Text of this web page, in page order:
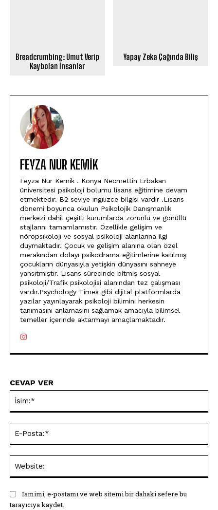
Breadcrumbing: Umut Verip
Kaybolan İnsanlar
Yapay Zeka Çağında Biliş
FEYZA NUR KEMIK
Feyza Nur Kemik . Konya Necmettin Erbakan
üniversitesi psikoloji bolumu lisans eğitimine devam
etmektedır. B2 seviye ıngılızce bilgisi vardır .Lısans
dönemi boyunca okulun Psikolojik Danışmanlık
merkezi dahil çeşitli kurumlarda zorunlu ve gönüllü
stajlarını tamamlamıstır. Özellikle gelişim ve
nöropsıkolojı ve sosyal psikoloji alanlarına ilgi
duymaktadır. Çocuk ve gelişim alanına olan özel
merakından dolayı psikodrama eğitimlerine katılmış
çocukların dünyasıyla yetişkin dünyasını sahneye
yansıtmıştır. Lısans sürecinde bitmiş sosyal
psikoloji/Trafik psikolojisi alanından tez çalışması
vardır.Psychology Times gibi dijital platformlarda
yazılar yayınlayarak psikoloji bilimini herkesin
tanımasını anlamasını sağlamak amacıyla bilimsel
temeller içerinde aktarmayı amaçlamaktadır.
CEVAP VER
Ismimi, e-postamı ve web sitemi bir dahaki sefere bu
tarayıcıya kaydet.